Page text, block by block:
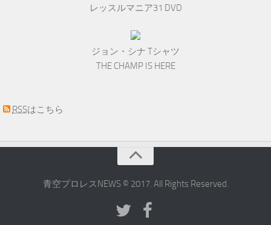
レッスルマニア31 DVD
ジョン・シナ Tシャツ
THE CHAMP IS HERE
RSSはこちら
青空プロレスNEWS © 2017. All Rights Reserved.